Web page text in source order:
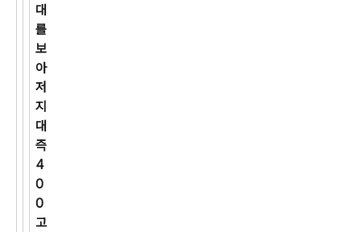
대
를
보
아
저
지
대
즉
4
0
0
고